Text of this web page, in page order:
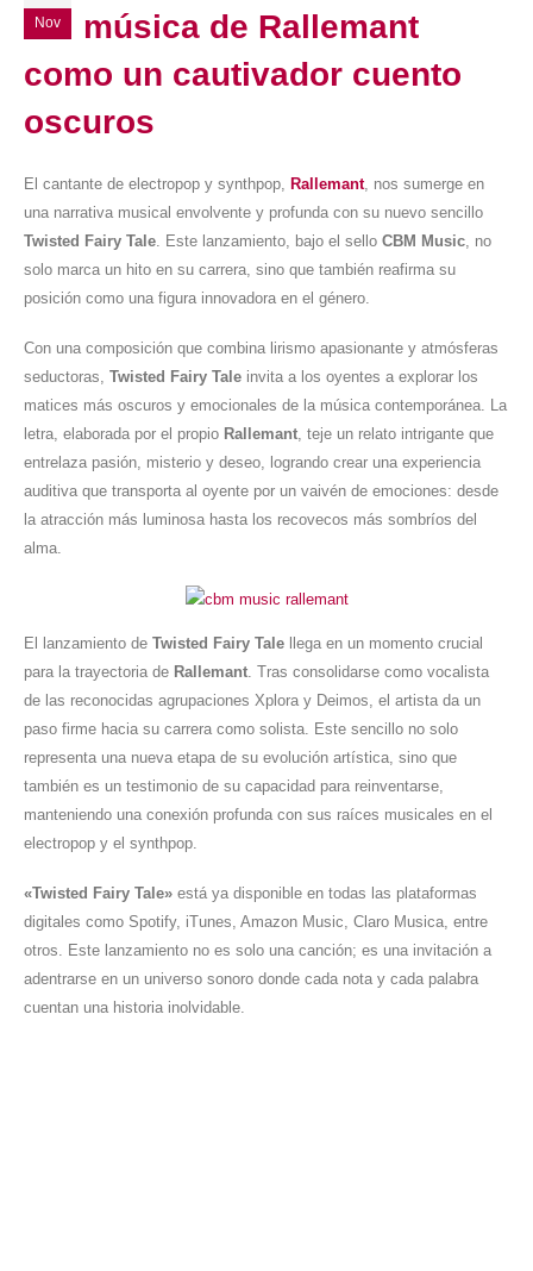
Nov
música de Rallemant
como un cautivador cuento
oscuros
El cantante de electropop y synthpop, Rallemant, nos sumerge en
una narrativa musical envolvente y profunda con su nuevo sencillo
Twisted Fairy Tale . Este lanzamiento, bajo el sello CBM Music , no
solo marca un hito en su carrera, sino que también reafirma su
posición como una figura innovadora en el género.
Con una composición que combina lirismo apasionante y atmósferas
seductoras, Twisted Fairy Tale invita a los oyentes a explorar los
matices más oscuros y emocionales de la música contemporánea. La
letra, elaborada por el propio Rallemant, teje un relato intrigante que
entrelaza pasión, misterio y deseo, logrando crear una experiencia
auditiva que transporta al oyente por un vaivén de emociones: desde
la atracción más luminosa hasta los recovecos más sombríos del
alma.
El lanzamiento de Twisted Fairy Tale llega en un momento crucial
para la trayectoria de Rallemant . Tras consolidarse como vocalista
de las reconocidas agrupaciones Xplora y Deimos, el artista da un
paso firme hacia su carrera como solista. Este sencillo no solo
representa una nueva etapa de su evolución artística, sino que
también es un testimonio de su capacidad para reinventarse,
manteniendo una conexión profunda con sus raíces musicales en el
electropop y el synthpop.
«Twisted Fairy Tale» está ya disponible en todas las plataformas
digitales como Spotify, iTunes, Amazon Music, Claro Musica, entre
otros. Este lanzamiento no es solo una canción; es una invitación a
adentrarse en un universo sonoro donde cada nota y cada palabra
cuentan una historia inolvidable.